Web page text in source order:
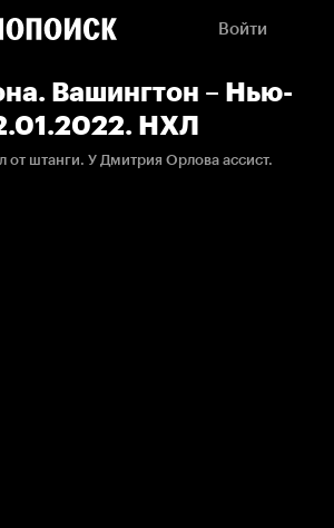
Войти
Вашингтон – Нью-
НХЛ
от штанги. У Дмитрия Орлова ассист.